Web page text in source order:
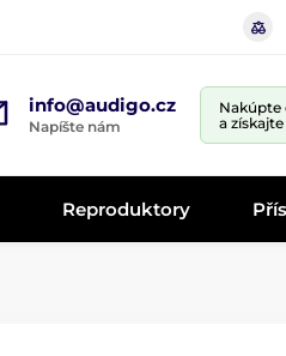
info@audigo.cz
Napíšte nám
Nakúpte
a získajte
Reproduktory